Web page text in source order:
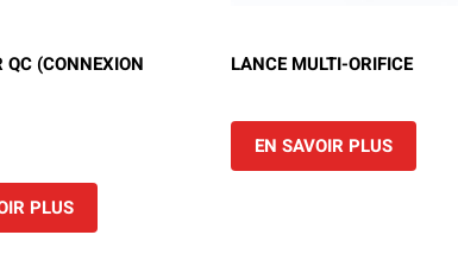
QC (CONNEXION
PLUS
LANCE MULTI-ORIFICE
EN SAVOIR PLUS